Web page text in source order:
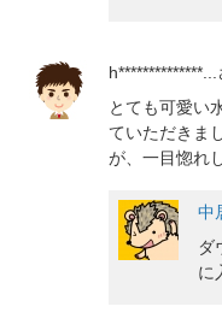
h**************...
とても可愛い
ていただきま
が、一目惚れ
中
ダ
に